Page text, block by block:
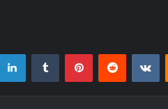
LinkedInTumblr PinterestReddit